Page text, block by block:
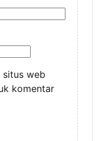
situs web
komentar